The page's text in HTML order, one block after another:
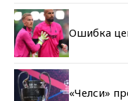
Ошибка
«Челси»